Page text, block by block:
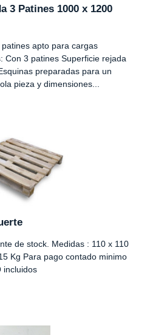
3 Patines 1000 x 1200
apto para cargas
Con 3 patines Superficie rejada
preparadas para un
pieza y dimensiones...
de stock. Medidas : 110 x 110
Kg Para pago contado minimo
incluidos